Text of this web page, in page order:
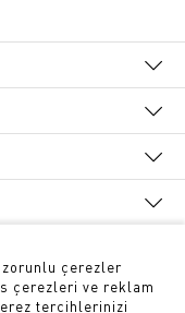
zorunlu çerezler
çerezleri ve reklam
tercihlerinizi